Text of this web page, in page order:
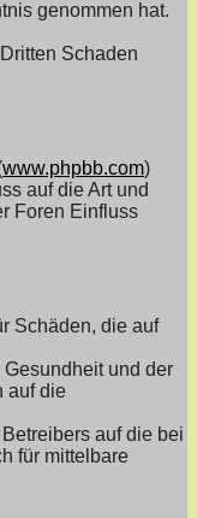
genommen hat.
Schaden
www.phpbb.com)
auf die Art und
Foren Einfluss
Schäden, die auf
und der
auf die
auf die bei
für mittelbare